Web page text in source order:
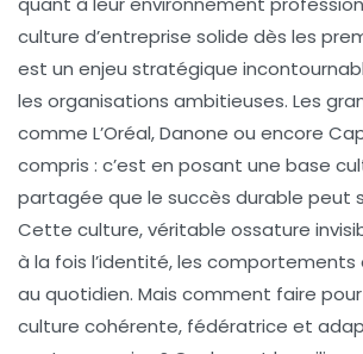
culture d’entreprise solide dès les
est un enjeu stratégique
les organisations ambitieuses. Les
comme L’Oréal, Danone ou encore
compris : c’est en posant une base
partagée que le succès durable peut
Cette culture, véritable ossature
à la fois l’identité, les
au quotidien. Mais comment faire
culture cohérente, fédératrice et